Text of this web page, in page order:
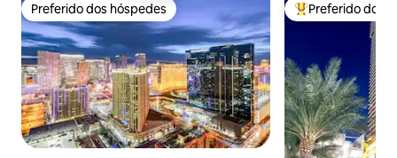
Preferido dos hóspedes
Preferido dos hóspedes Entre os
Preferido dos